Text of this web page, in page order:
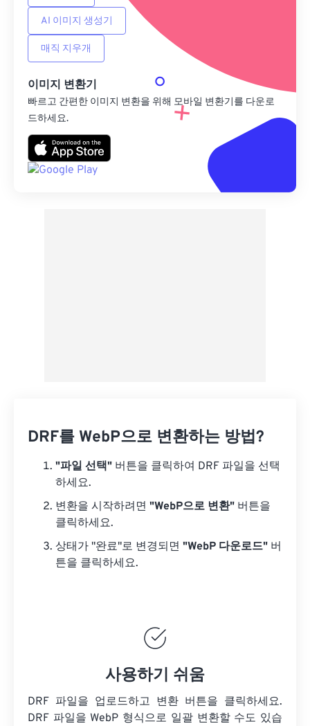
AI 이미지 생성기
매직 지우개
이미지 변환기
빠르고 간편한 이미지 변환을 위해 모바일 변환기를 다운로
드하세요.
DRF를 WebP으로 변환하는 방법?
"파일 선택" 버튼을 클릭하여 DRF 파일을 선택
하세요.
변환을 시작하려면 "WebP으로 변환" 버튼을
클릭하세요.
상태가 "완료"로 변경되면 "WebP 다운로드" 버
튼을 클릭하세요.
사용하기 쉬움
DRF 파일을 업로드하고 변환 버튼을 클릭하세요.
DRF 파일을 WebP 형식으로 일괄 변환할 수도 있습